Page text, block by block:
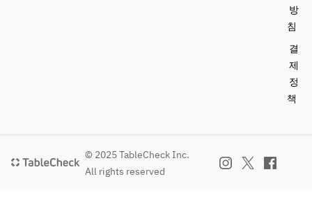
방
침
결
제
정
책
© 2025 TableCheck Inc.
All rights reserved